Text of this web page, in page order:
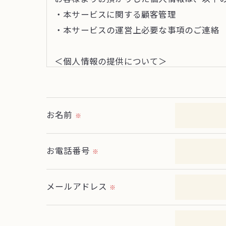
・本サービスに関する顧客管理
・本サービスの運営上必要な事項のご連絡
＜個人情報の提供について＞
これらの委託先に対しては個人情報保護契
＜個人情報の安全管理＞
当社では、個人情報の漏洩等がなされない
お名前 ※
お電話番号 ※
メールアドレス ※